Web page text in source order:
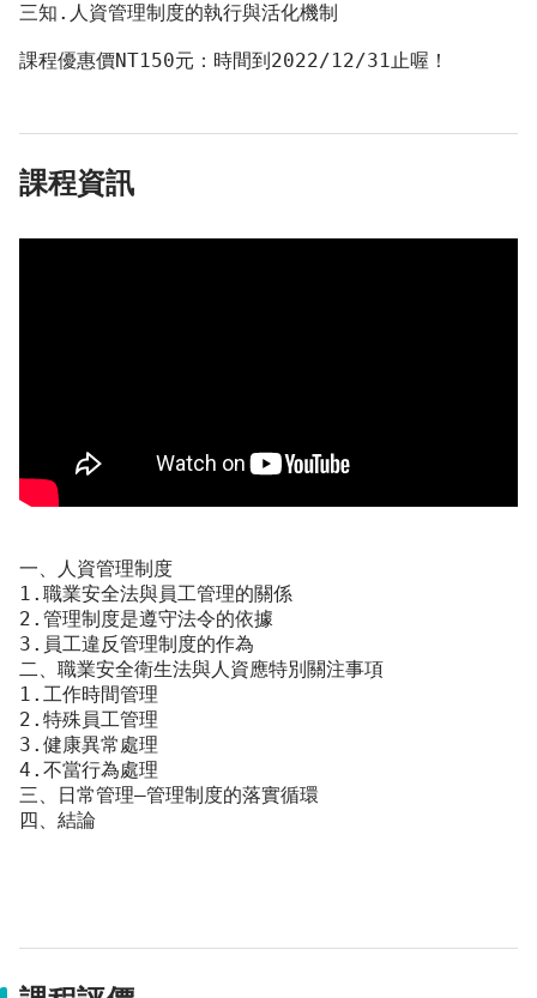
三知.人資管理制度的執行與活化機制
課程優惠價NT150元：時間到2022/12/31止喔！
課程資訊
一、人資管理制度
1.職業安全法與員工管理的關係
2.管理制度是遵守法令的依據
3.員工違反管理制度的作為
二、職業安全衛生法與人資應特別關注事項
1.工作時間管理
2.特殊員工管理
3.健康異常處理
4.不當行為處理
三、日常管理—管理制度的落實循環
四、結論